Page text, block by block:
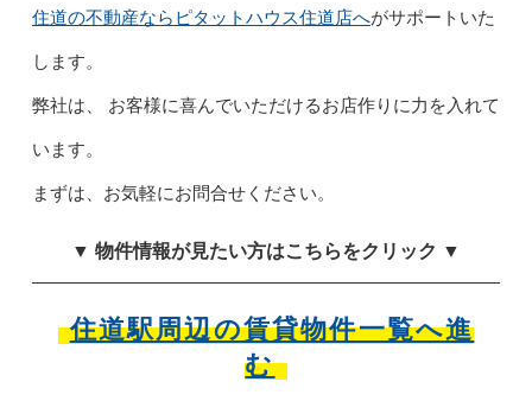
住道の不動産ならピタットハウス住道店へがサポートいた
します。
弊社は、 お客様に喜んでいただけるお店作りに力を入れて
います。
まずは、お気軽にお問合せください。
▼ 物件情報が見たい方はこちらをクリック ▼
住道駅周辺の賃貸物件一覧へ進
む